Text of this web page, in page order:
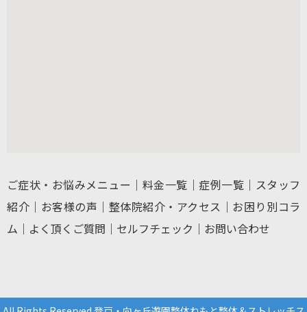
ご症状・お悩みメニュー ｜ 料金一覧 ｜症例一覧 ｜ スタッフ
紹介 ｜ お客様の声 ｜ 整体院紹介・アクセス ｜ お困り別コラ
ム ｜ よく頂くご質問 ｜ セルフチェック ｜ お問い合わせ